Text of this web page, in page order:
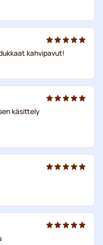
kahvipavut!
käsittely